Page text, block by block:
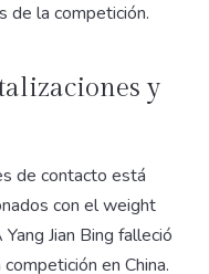
de la competición.
y
de contacto está
con el weight
Jian Bing falleció
en China.